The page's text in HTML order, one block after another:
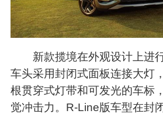
新款揽境在外观设计上进
车头采用封闭式面板连接大灯
根贯穿式灯带和可发光的车标
觉冲击力。R-Line版车型在封